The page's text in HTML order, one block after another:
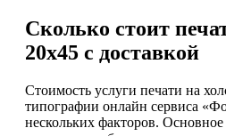
Сколько стоит
20х45 с доставкой
Стоимость услуги печати на
типографии онлайн сервиса
нескольких факторов.